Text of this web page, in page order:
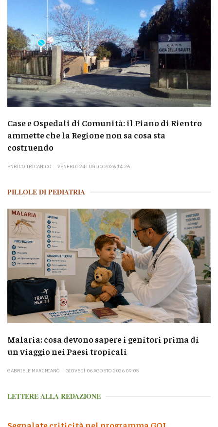
Case e Ospedali di Comunità: il Piano di Rientro
ammette che la Regione non sa cosa sta
costruendo
ENRICO TRICANICO VENERDÌ 24 LUGLIO 2026 14:26
PILLOLE DI PEDIATRIA
Malaria: cosa devono sapere i genitori prima di
un viaggio nei Paesi tropicali
GABRIELE MARCHIANÒ GIOVEDÌ 06 AGOSTO 2026 09:05
LETTERE ALLA REDAZIONE
Segnalate criticità nel programma GOL